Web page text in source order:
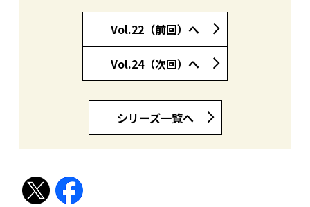
Vol.22（前回）へ
Vol.24（次回）へ
シリーズ一覧へ